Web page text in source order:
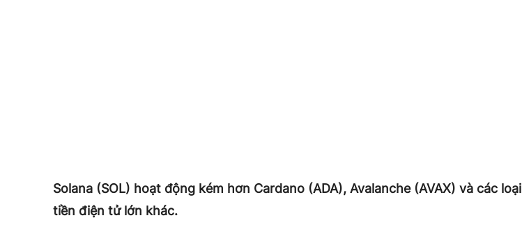
Solana (SOL) hoạt động kém hơn Cardano (ADA), Avalanche (AVAX) và các loại
tiền điện tử lớn khác.